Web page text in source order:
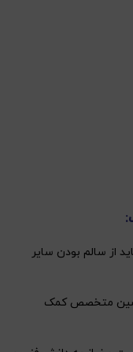
از سالم بودن سایر
متخصص کمک